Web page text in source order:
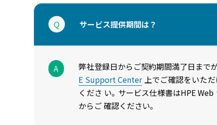
Q サービス提供期間は？
A
弊社登録日からご契約期間満了日まで
E Support Center上でご確認をいた
くださ い｡ サービス仕様書はHPE Web
からご 確認ください｡